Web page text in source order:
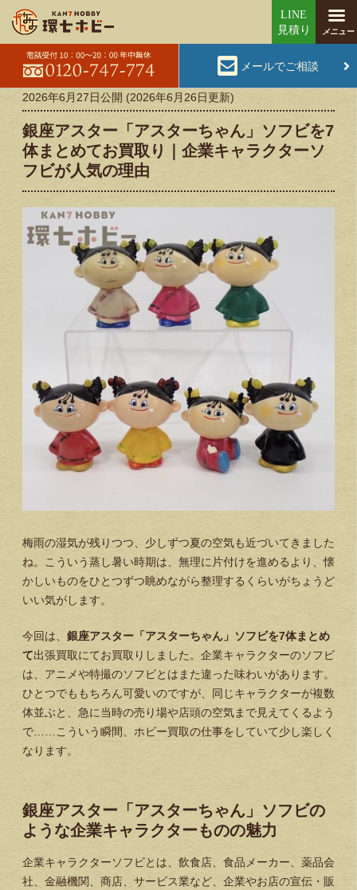
メールでご相談
2026年6月27日公開 (2026年6月26日更新)
銀座アスター「アスターちゃん」ソフビを7
体まとめてお買取り｜企業キャラクターソ
フビが人気の理由
梅雨の湿気が残りつつ、少しずつ夏の空気も近づいてきました
ね。こういう蒸し暑い時期は、無理に片付けを進めるより、懐
かしいものをひとつずつ眺めながら整理するくらいがちょうど
いい気がします。
今回は、 銀座アスター「アスターちゃん」ソフビを7体まとめ
て出張買取にてお買取りしました。企業キャラクターのソフビ
は、アニメや特撮のソフビとはまた違った味わいがあります。
ひとつでももちろん可愛いのですが、同じキャラクターが複数
体並ぶと、急に当時の売り場や店頭の空気まで見えてくるよう
で……こういう瞬間、ホビー買取の仕事をしていて少し楽しく
なります。
銀座アスター「アスターちゃん」ソフビの
ような企業キャラクターものの魅力
企業キャラクターソフビとは、飲食店、食品メーカー、薬品会
社、金融機関、商店、サービス業など、企業やお店の宣伝・販